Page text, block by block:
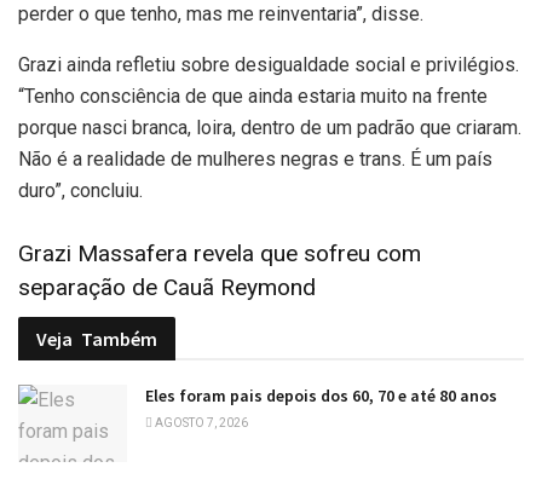
perder o que tenho, mas me reinventaria”, disse.
Grazi ainda refletiu sobre desigualdade social e privilégios.
“Tenho consciência de que ainda estaria muito na frente
porque nasci branca, loira, dentro de um padrão que criaram.
Não é a realidade de mulheres negras e trans. É um país
duro”, concluiu.
Grazi Massafera revela que sofreu com
separação de Cauã Reymond
Veja Também
Eles foram pais depois dos 60, 70 e até 80 anos
AGOSTO 7, 2026